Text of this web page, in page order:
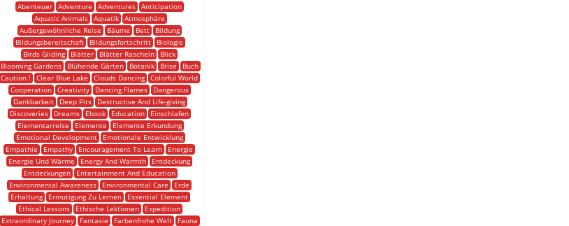
Abenteuer
Adventure Adventures
Anticipation
Aquatic Animals
Aquatik
Atmosphäre
Außergewöhnliche Reise
Bäume Bett
Bildung
Bildungsbereitschaft
Bildungsfortschritt
Biologie
Birds Gliding
Blätter Blätter Rascheln
Blick
Blooming Gardens
Blühende Gärten Botanik Brise
Buch
Caution !
Clear Blue Lake Clouds Dancing Colorful World
Cooperation
Creativity Dancing Flames
Dangerous
Dankbarkeit
Deep Pits
Destructive And Life-giving
Discoveries
Dreams Ebook Education
Einschlafen
Elementarreise
Elemente
Elemente Erkundung
Emotional Development
Emotionale Entwicklung
Empathie
Empathy Encouragement To Learn
Energie
Energie Und Wärme
Energy And Warmth
Entdeckung
Entdeckungen
Entertainment And Education
Environmental Awareness
Environmental Care
Erde
Erhaltung
Ermutigung Zu Lernen
Essential Element
Ethical Lessons
Ethische Lektionen
Expedition
Extraordinary Journey
Fantasie Farbenfrohe Welt
Fauna